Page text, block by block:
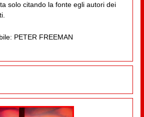
solo citando la fonte egli autori dei
PETER FREEMAN